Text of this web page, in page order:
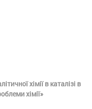
хімії в каталізі в
хімії»